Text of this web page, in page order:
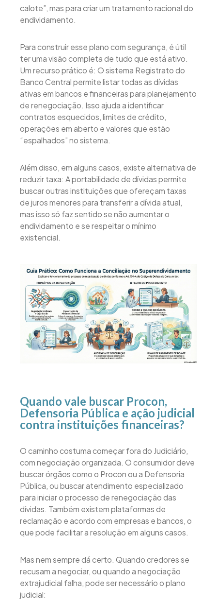
calote”, mas para criar um tratamento racional do
endividamento.
Para construir esse plano com segurança, é útil
ter uma visão completa de tudo que está ativo.
Um recurso prático é: O sistema Registrato do
Banco Central permite listar todas as dívidas
ativas em bancos e financeiras para planejamento
de renegociação. Isso ajuda a identificar
contratos esquecidos, limites de crédito,
operações em aberto e valores que estão
“espalhados” no sistema.
Além disso, em alguns casos, existe alternativa de
reduzir taxa: A portabilidade de dívidas permite
buscar outras instituições que ofereçam taxas
de juros menores para transferir a dívida atual,
mas isso só faz sentido se não aumentar o
endividamento e se respeitar o mínimo
existencial.
Quando vale buscar Procon,
Defensoria Pública e ação judicial
contra instituições financeiras?
O caminho costuma começar fora do Judiciário,
com negociação organizada. O consumidor deve
buscar órgãos como o Procon ou a Defensoria
Pública, ou buscar atendimento especializado
para iniciar o processo de renegociação das
dívidas. Também existem plataformas de
reclamação e acordo com empresas e bancos, o
que pode facilitar a resolução em alguns casos.
Mas nem sempre dá certo. Quando credores se
recusam a negociar, ou quando a negociação
extrajudicial falha, pode ser necessário o plano
judicial: